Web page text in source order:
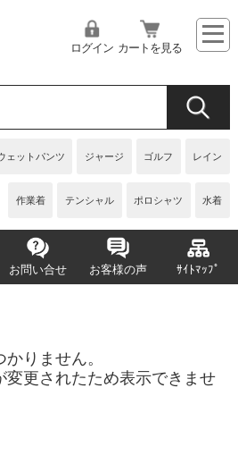
ェットパンツ ジャージ ゴルフ レイン
作業着 テンシャル ポロシャツ 水着
ログイン カートを見る
お問い合せ お客様の声 ｻｲﾄﾏｯﾌﾟ
りません。
変更されたため表示できませ